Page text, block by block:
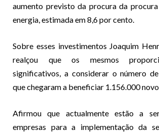
aumento previsto da procura da
energia, estimada em 8,6 por cento.
Sobre esses investimentos Joaquim
realçou que os mesmos
significativos, a considerar o número
que chegaram a beneficiar 1.156.000
Afirmou que actualmente estão a ser
empresas para a implementação da